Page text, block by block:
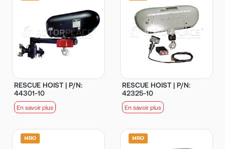
RESCUE HOIST | P/N:
44301-10
En savoir plus
RESCUE HOIST | P/N:
42325-10
En savoir plus